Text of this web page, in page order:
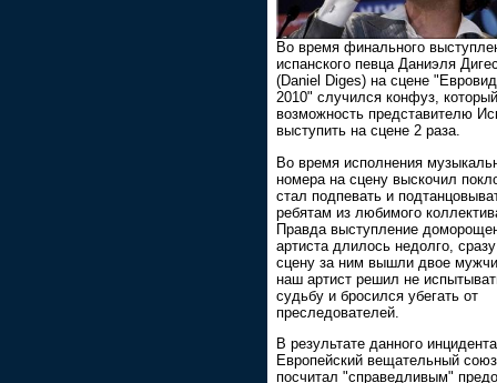
Во время финального
испанского певца Даниэля
(Daniel Diges) на сцене
2010" случился конфуз,
возможность представителю
выступить на сцене 2 раза.
Во время исполнения
номера на сцену выскочил
стал подпевать и
ребятам из любимого
Правда выступление
артиста длилось недолго,
сцену за ним вышли двое
наш артист решил не
судьбу и бросился убегать от
преследователей.
В результате данного инцидента
Европейский вещательный союз
посчитал "справедливым"